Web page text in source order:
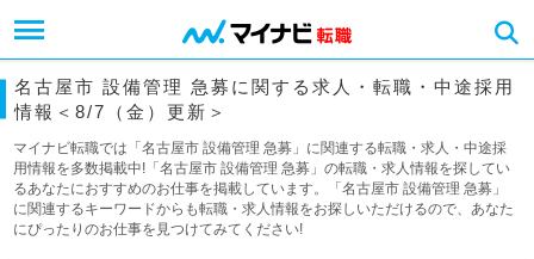
名古屋市 設備管理 急募に関する求人・転職・中途採用
情報＜8/7（金）更新＞
マイナビ転職では「名古屋市 設備管理 急募」に関連する転職・求人・中途採
用情報を多数掲載中!「名古屋市 設備管理 急募」の転職・求人情報を探してい
るあなたにおすすめのお仕事を掲載しています。「名古屋市 設備管理 急募」
に関連するキーワードからも転職・求人情報をお探しいただけるので、あなた
にぴったりのお仕事を見つけてみてください!